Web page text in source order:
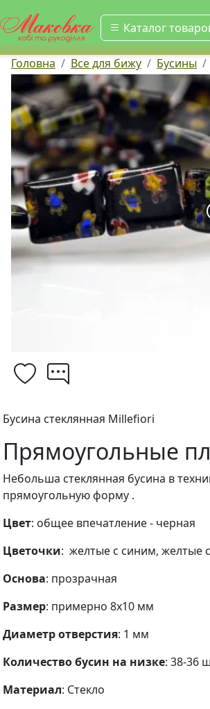
Каталог
искать
Головна Все для бижу Бусины
Бусина стеклянная Millefiori
Прямоугольные
Небольша стеклянная бусина в
прямоугольную форму .
Цвет: общее впечатление - черная
Цветочки: желтые с синим, желтые
Основа: прозрачная
Размер: примерно 8х10 мм
Диаметр отверстия: 1 мм
Количество бусин на низке: 38-36
Материал: Стекло